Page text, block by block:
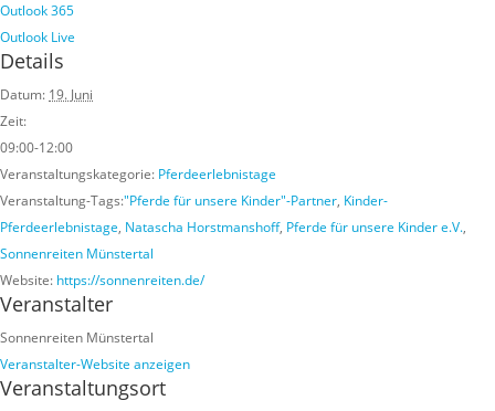
Outlook 365
Outlook Live
Details
Datum: 19. Juni
Zeit:
09:00-12:00
Veranstaltungskategorie: Pferdeerlebnistage
Veranstaltung-Tags:"Pferde für unsere Kinder"-Partner, Kinder-
Pferdeerlebnistage, Natascha Horstmanshoff, Pferde für unsere Kinder e.V.,
Sonnenreiten Münstertal
Website: https://sonnenreiten.de/
Veranstalter
Sonnenreiten Münstertal
Veranstalter-Website anzeigen
Veranstaltungsort